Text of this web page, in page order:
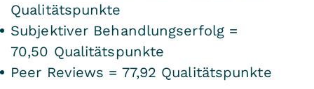
Qualitätspunkte
Subjektiver Behandlungserfolg =
70,50 Qualitätspunkte
Peer Reviews = 77,92 Qualitätspunkte